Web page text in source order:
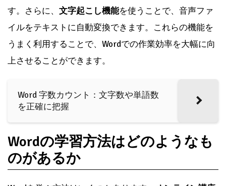
す。さらに、 文字起こし機能を使うことで、音声ファ
イルをテキストに自動変換できます。これらの機能を
うまく利用することで、Wordでの作業効率を大幅に向
上させることができます。
Word 字数カウント：文字数や単語数
を正確に把握
Wordの学習方法はどのようなも
のがあるか